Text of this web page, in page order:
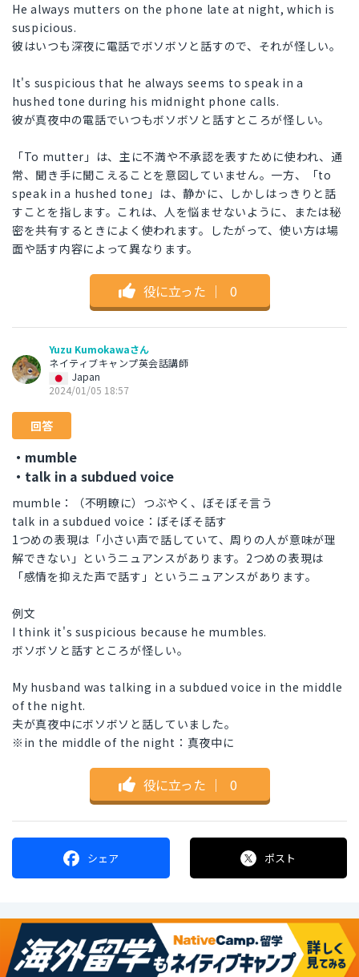
He always mutters on the phone late at night, which is
suspicious.
彼はいつも深夜に電話でボソボソと話すので、それが怪しい。
It's suspicious that he always seems to speak in a
hushed tone during his midnight phone calls.
彼が真夜中の電話でいつもボソボソと話すところが怪しい。
「To mutter」は、主に不満や不承認を表すために使われ、通
常、聞き手に聞こえることを意図していません。一方、「to
speak in a hushed tone」は、静かに、しかしはっきりと話
すことを指します。これは、人を悩ませないように、または秘
密を共有するときによく使われます。したがって、使い方は場
面や話す内容によって異なります。
役に立った ｜ 0
Yuzu Kumokawaさん
ネイティブキャンプ英会話講師
Japan
2024/01/05 18:57
回答
・mumble
・talk in a subdued voice
mumble：（不明瞭に）つぶやく、ぼそぼそ言う
talk in a subdued voice：ぼそぼそ話す
1つめの表現は「小さい声で話していて、周りの人が意味が理
解できない」というニュアンスがあります。2つめの表現は
「感情を抑えた声で話す」というニュアンスがあります。
例文
I think it's suspicious because he mumbles.
ボソボソと話すところが怪しい。
My husband was talking in a subdued voice in the middle
of the night.
夫が真夜中にボソボソと話していました。
※in the middle of the night：真夜中に
役に立った ｜ 0
シェア ポスト